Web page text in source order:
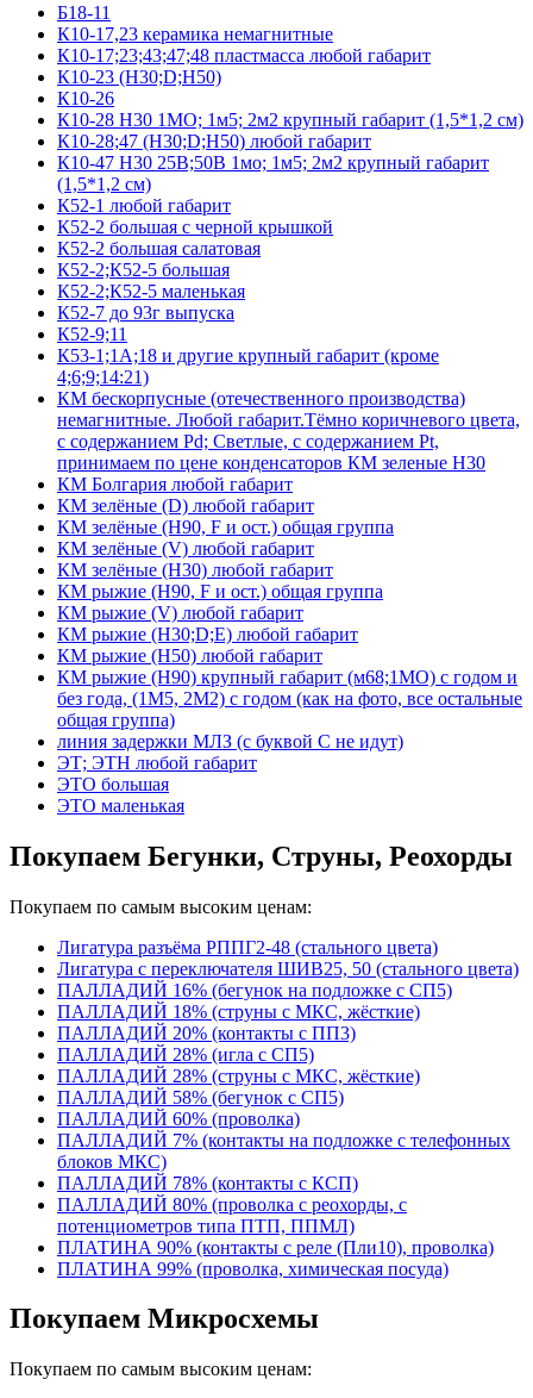
Б18-11
К10-17,23 керамика немагнитные
К10-17;23;43;47;48 пластмасса любой габарит
К10-23 (Н30;D;Н50)
К10-26
К10-28 Н30 1МО; 1м5; 2м2 крупный габарит (1,5*1,2 см)
К10-28;47 (Н30;D;Н50) любой габарит
К10-47 Н30 25В;50В 1мо; 1м5; 2м2 крупный габарит
(1,5*1,2 см)
К52-1 любой габарит
К52-2 большая с черной крышкой
К52-2 большая салатовая
К52-2;К52-5 большая
К52-2;К52-5 маленькая
К52-7 до 93г выпуска
К52-9;11
К53-1;1А;18 и другие крупный габарит (кроме
4;6;9;14:21)
КМ бескорпусные (отечественного производства)
немагнитные. Любой габарит.Тёмно коричневого цвета,
с содержанием Pd; Светлые, с содержанием Pt,
принимаем по цене конденсаторов КМ зеленые Н30
КМ Болгария любой габарит
КМ зелёные (D) любой габарит
КМ зелёные (H90, F и ост.) общая группа
КМ зелёные (V) любой габарит
КМ зелёные (Н30) любой габарит
КМ рыжие (H90, F и ост.) общая группа
КМ рыжие (V) любой габарит
КМ рыжие (Н30;D;E) любой габарит
КМ рыжие (Н50) любой габарит
КМ рыжие (Н90) крупный габарит (м68;1МО) с годом и
без года, (1М5, 2М2) с годом (как на фото, все остальные
общая группа)
линия задержки МЛЗ (с буквой С не идут)
ЭТ; ЭТН любой габарит
ЭТО большая
ЭТО маленькая
Покупаем Бегунки, Струны, Реохорды
Покупаем по самым высоким ценам:
Лигатура разъёма РППГ2-48 (стального цвета)
Лигатура с переключателя ШИВ25, 50 (стального цвета)
ПАЛЛАДИЙ 16% (бегунок на подложке с СП5)
ПАЛЛАДИЙ 18% (струны с МКС, жёсткие)
ПАЛЛАДИЙ 20% (контакты с ПП3)
ПАЛЛАДИЙ 28% (игла с СП5)
ПАЛЛАДИЙ 28% (струны с МКС, жёсткие)
ПАЛЛАДИЙ 58% (бегунок с СП5)
ПАЛЛАДИЙ 60% (проволка)
ПАЛЛАДИЙ 7% (контакты на подложке с телефонных
блоков МКС)
ПАЛЛАДИЙ 78% (контакты с КСП)
ПАЛЛАДИЙ 80% (проволка с реохорды, с
потенциометров типа ПТП, ППМЛ)
ПЛАТИНА 90% (контакты с реле (Пли10), проволка)
ПЛАТИНА 99% (проволка, химическая посуда)
Покупаем Микросхемы
Покупаем по самым высоким ценам: